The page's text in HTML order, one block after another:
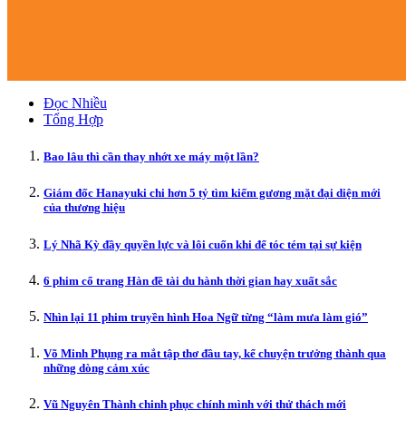
Đọc Nhiều
Tổng Hợp
Bao lâu thì cần thay nhớt xe máy một lần?
Giám đốc Hanayuki chi hơn 5 tỷ tìm kiếm gương mặt đại diện mới
của thương hiệu
Lý Nhã Kỳ đầy quyền lực và lôi cuốn khi để tóc tém tại sự kiện
6 phim cổ trang Hàn đề tài du hành thời gian hay xuất sắc
Nhìn lại 11 phim truyền hình Hoa Ngữ từng “làm mưa làm gió”
Võ Minh Phụng ra mắt tập thơ đầu tay, kể chuyện trưởng thành qua
những dòng cảm xúc
Vũ Nguyên Thành chinh phục chính mình với thử thách mới